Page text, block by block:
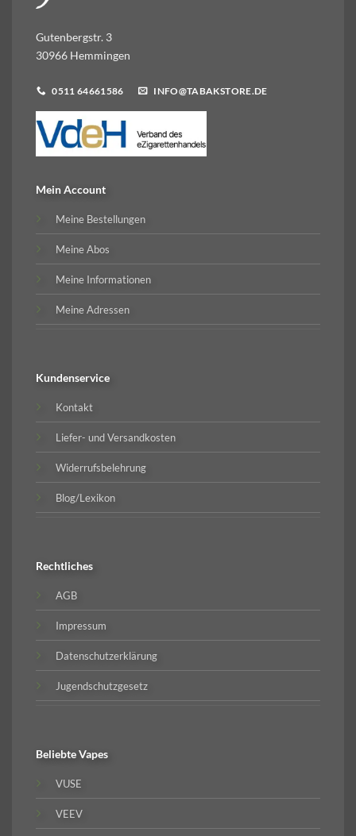
Gutenbergstr. 3
30966 Hemmingen
0511 64661586 INFO@TABAKSTORE.DE
Mein Account
Meine Bestellungen
Meine Abos
Meine Informationen
Meine Adressen
Kundenservice
Kontakt
Liefer- und Versandkosten
Widerrufsbelehrung
Blog/Lexikon
Rechtliches
AGB
Impressum
Datenschutzerklärung
Jugendschutzgesetz
BeliebteVapes
VUSE
VEEV